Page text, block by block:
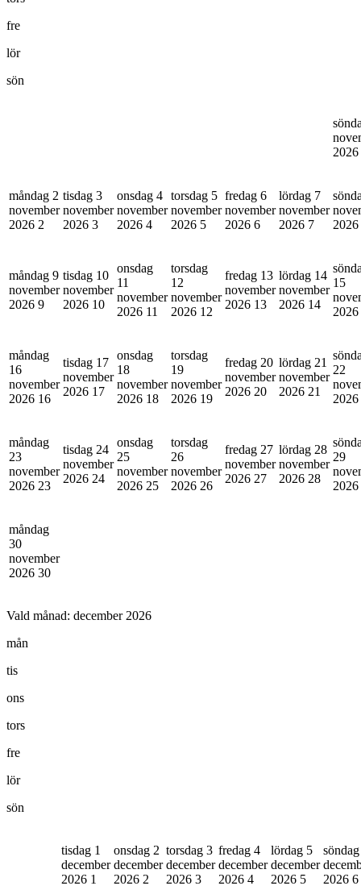
fre
lör
sön
2026
måndag 2
november
2026 2
tisdag 3
november
2026 3
onsdag 4
november
2026 4
torsdag 5
november
2026 5
fredag 6
november
2026 6
lördag 7
november
2026 7
2026
måndag 9
november
2026 9
tisdag 10
november
2026 10
onsdag
11
november
2026 11
torsdag
12
november
2026 12
fredag 13
november
2026 13
lördag 14
november
2026 14
15
2026
måndag
16
november
2026 16
tisdag 17
november
2026 17
onsdag
18
november
2026 18
torsdag
19
november
2026 19
fredag 20
november
2026 20
lördag 21
november
2026 21
22
2026
måndag
23
november
2026 23
tisdag 24
november
2026 24
onsdag
25
november
2026 25
torsdag
26
november
2026 26
fredag 27
november
2026 27
lördag 28
november
2026 28
29
2026
måndag
30
november
2026 30
Vald månad: december 2026
mån
tis
ons
tors
fre
lör
sön
tisdag 1
december
2026 1
onsdag 2
december
2026 2
torsdag 3
december
2026 3
fredag 4
december
2026 4
lördag 5
december
2026 5
2026 6